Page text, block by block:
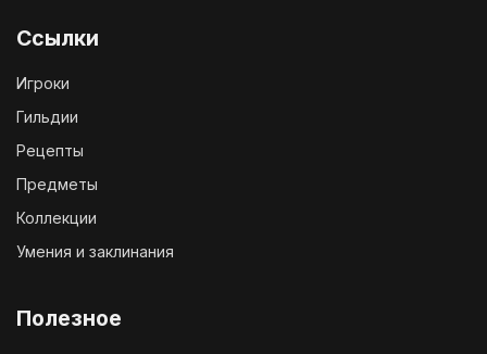
Ссылки
Игроки
Гильдии
Рецепты
Предметы
Коллекции
Умения и заклинания
Полезное